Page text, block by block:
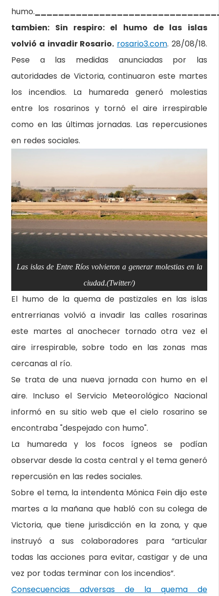
humo.
tambien: Sin respiro: el humo de las islas
volvió a invadir Rosario. rosario3.com. 28/08/18.
Pese a las medidas anunciadas por las
autoridades de Victoria, continuaron este martes
los incendios. La humareda generó molestias
entre los rosarinos y tornó el aire irrespirable
como en las últimas jornadas. Las repercusiones
en redes sociales.
Las islas de Entre Ríos volvieron a generar molestias en la
ciudad.(Twitter/)
El humo de la quema de pastizales en las islas
entrerrianas volvió a invadir las calles rosarinas
este martes al anochecer tornado otra vez el
aire irrespirable, sobre todo en las zonas mas
cercanas al río.
Se trata de una nueva jornada con humo en el
aire. Incluso el Servicio Meteorológico Nacional
informó en su sitio web que el cielo rosarino se
encontraba "despejado con humo".
La humareda y los focos ígneos se podían
observar desde la costa central y el tema generó
repercusión en las redes sociales.
Sobre el tema, la intendenta Mónica Fein dijo este
martes a la mañana que habló con su colega de
Victoria, que tiene jurisdicción en la zona, y que
instruyó a sus colaboradores para “articular
todas las acciones para evitar, castigar y de una
vez por todas terminar con los incendios”.
Consecuencias adversas de la quema de